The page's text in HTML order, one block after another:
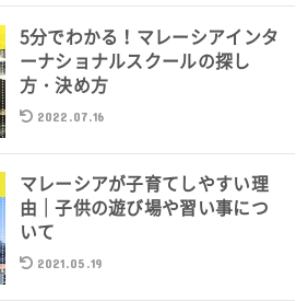
5分でわかる！マレーシアインタ
ーナショナルスクールの探し
方・決め方
2022.07.16
マレーシアが子育てしやすい理
由｜子供の遊び場や習い事につ
いて
2021.05.19